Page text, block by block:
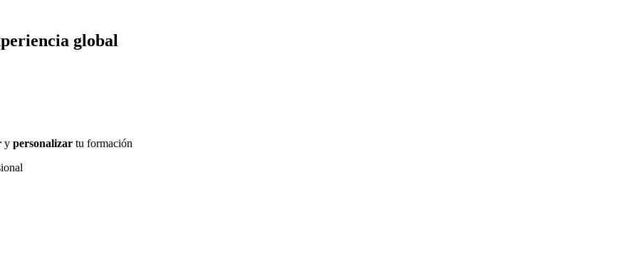
global
y personalizar tu formación